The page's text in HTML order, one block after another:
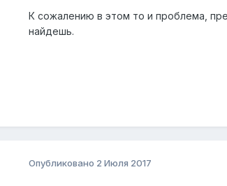
К сожалению в этом то и проблема,
найдешь.
Опубликовано 2 Июля 2017